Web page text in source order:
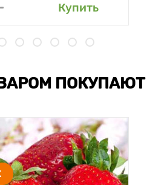
Купить
ПОКУПАЮТ